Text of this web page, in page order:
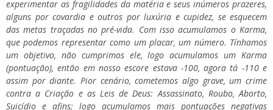
experimentar as fragilidades da matéria e seus inúmeros prazeres,
alguns por covardia e outros por luxúria e cupidez, se esquecem
das metas traçadas no pré-vida. Com isso acumulamos o Karma,
que podemos representar como um placar, um número. Tínhamos
um objetivo, não cumprimos ele, logo acumulamos um Karma
(pontuação), então em nosso escore estava -100, agora tá -110 e
assim por diante. Pior cenário, cometemos algo grave, um crime
contra a Criação e as Leis de Deus: Assassinato, Roubo,Aborto,
Suicídio e afins; logo acumulamos mais pontuações negativas